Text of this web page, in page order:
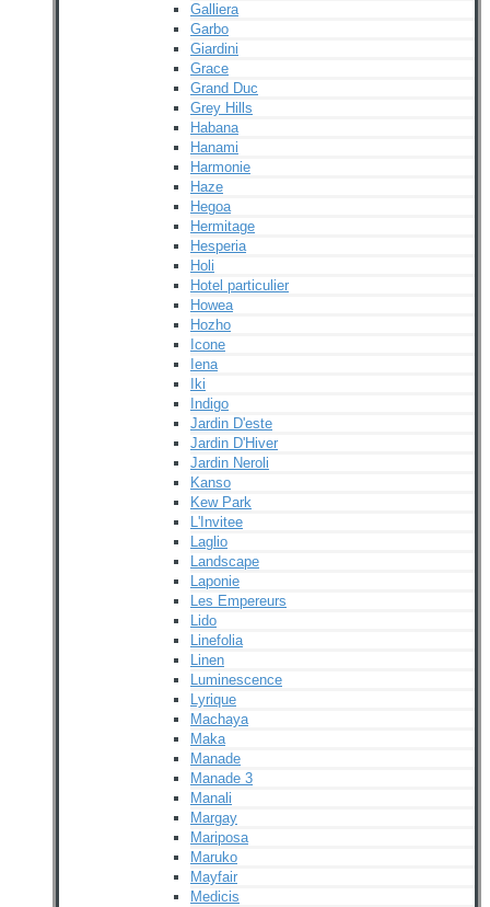
Galliera
Garbo
Giardini
Grace
Grand Duc
Grey Hills
Habana
Hanami
Harmonie
Haze
Hegoa
Hermitage
Hesperia
Holi
Hotel particulier
Howea
Hozho
Icone
Iena
Iki
Indigo
Jardin D'este
Jardin D'Hiver
Jardin Neroli
Kanso
Kew Park
L'Invitee
Laglio
Landscape
Laponie
Les Empereurs
Lido
Linefolia
Linen
Luminescence
Lyrique
Machaya
Maka
Manade
Manade 3
Manali
Margay
Mariposa
Maruko
Mayfair
Medicis